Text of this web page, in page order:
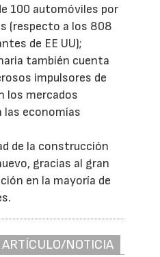
100 automóviles por
(respecto a los 808
de EE UU);
también cuenta
impulsores de
los mercados
las economías
de la construcción
gracias al gran
en la mayoría de
NOTICIA